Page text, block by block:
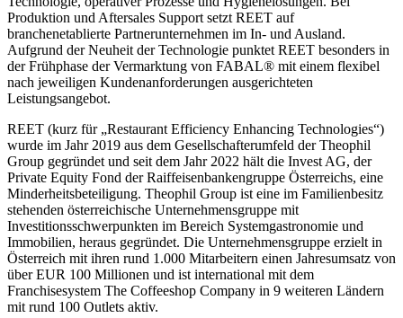
Produktion und Aftersales Support setzt REET auf
branchenetablierte Partnerunternehmen im In- und Ausland.
Aufgrund der Neuheit der Technologie punktet REET besonders in
der Frühphase der Vermarktung von FABAL® mit einem flexibel
nach jeweiligen Kundenanforderungen ausgerichteten
Leistungsangebot.
REET (kurz für „Restaurant Efficiency Enhancing Technologies“)
wurde im Jahr 2019 aus dem Gesellschafterumfeld der Theophil
Group gegründet und seit dem Jahr 2022 hält die Invest AG, der
Private Equity Fond der Raiffeisenbankengruppe Österreichs, eine
Minderheitsbeteiligung. Theophil Group ist eine im Familienbesitz
stehenden österreichische Unternehmensgruppe mit
Investitionsschwerpunkten im Bereich Systemgastronomie und
Immobilien, heraus gegründet. Die Unternehmensgruppe erzielt in
Österreich mit ihren rund 1.000 Mitarbeitern einen Jahresumsatz von
über EUR 100 Millionen und ist international mit dem
Franchisesystem The Coffeeshop Company in 9 weiteren Ländern
mit rund 100 Outlets aktiv.